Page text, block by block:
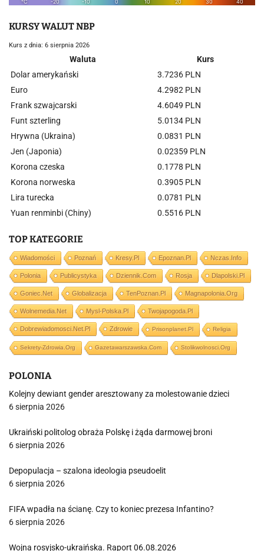
KURSY WALUT NBP
Kurs z dnia: 6 sierpnia 2026
Waluta
Kurs
Dolar amerykański
3.7236 PLN
Euro
4.2982 PLN
Frank szwajcarski
4.6049 PLN
Funt szterling
5.0134 PLN
Hrywna (Ukraina)
0.0831 PLN
Jen (Japonia)
0.02359 PLN
Korona czeska
0.1778 PLN
Korona norweska
0.3905 PLN
Lira turecka
0.0781 PLN
Yuan renminbi (Chiny)
0.5516 PLN
TOP KATEGORIE
Wiadomości Poznań Kresy.pl Epoznan.pl Nczas.info
Polonia Publicystyka Dziennik.com Rosja Dlapolski.pl
Goniec.net Globalizacja TenPoznan.pl Magnapolonia.org
Wolnemedia.net Mysl-Polska.pl Twojapogoda.pl
Dobrewiadomosci.net.pl Zdrowie Prisonplanet.pl Religia
Sekrety-Zdrowia.org Gazetawarszawska.com Stolikwolnosci.org
POLONIA
Kolejny dewiant gender aresztowany za molestowanie dzieci
6 sierpnia 2026
Ukraiński politolog obraża Polskę i żąda darmowej broni
6 sierpnia 2026
Depopulacja – szalona ideologia pseudoelit
6 sierpnia 2026
FIFA wpadła na ścianę. Czy to koniec prezesa Infantino?
6 sierpnia 2026
Wojna rosyjsko-ukraińska. Raport 06.08.2026